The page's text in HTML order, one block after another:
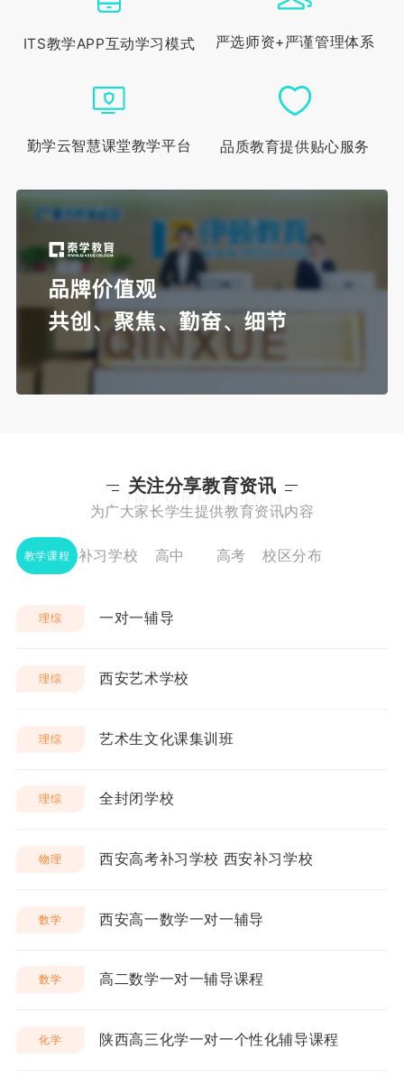
ITS教学APP互动学习模式 严选师资+严谨管理体系
勤学云智慧课堂教学平台 品质教育提供贴心服务
关注分享教育资讯
INFORMATION
为广大家长学生提供教育资讯内容
教学课程 补习学校 高中 高考 校区分布
理综 一对一辅导
理综 西安艺术学校
理综 艺术生文化课集训班
理综 全封闭学校
物理 西安高考补习学校 西安补习学校
数学 西安高一数学一对一辅导
数学 高二数学一对一辅导课程
化学 陕西高三化学一对一个性化辅导课程